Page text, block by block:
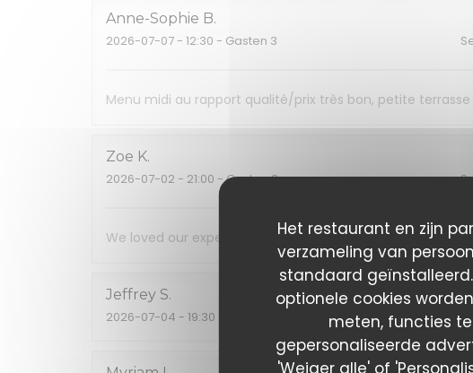
Het restaurant en zijn
verzameling van
standaard
optionele cookies
meten, functies
gepersonaliseerde
'Weiger alle' of
Anne-Sophie B
2026-07-07 - 12:30 - Gasten 3
Menu midi au rapport qualité/prix très bon, petite
Zoe K
2026-07-02 - 21:00 - Gasten 3
We loved our experience! Food, wine, service and
Jeffrey S
2026-07-04 - 19:30 - Gasten 2